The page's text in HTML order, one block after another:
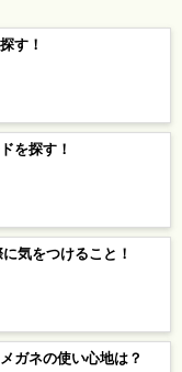
す！
を探す！
気をつけること！
ガネの使い心地は？